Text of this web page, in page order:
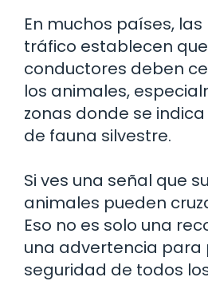
En muchos países,
tráfico establecen
conductores deben
los animales,
zonas donde se
de fauna silvestre.
Si ves una señal que
animales pueden
Eso no es solo una
una advertencia para
seguridad de todos